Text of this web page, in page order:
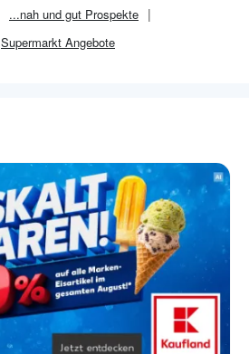
...nah und gut Prospekte
Supermarkt Angebote